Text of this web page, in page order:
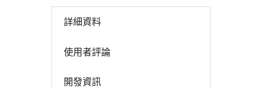
詳細資料
使用者評論
開發資訊